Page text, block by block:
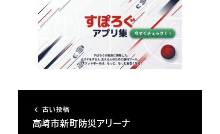
古い投稿
高崎市新町防災アリーナ